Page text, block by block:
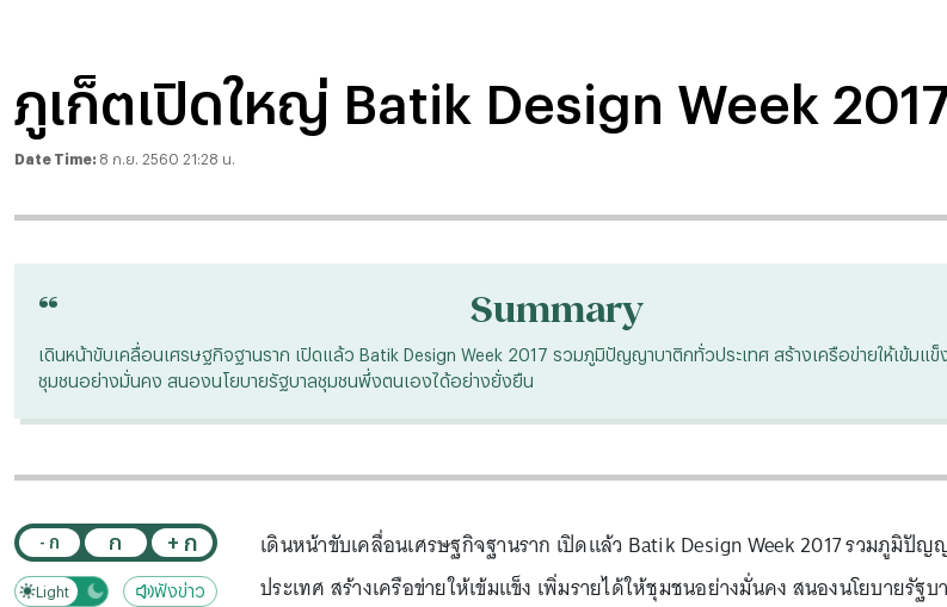
ภูเก็ตเปิดใหญ่ Batik Design Week
Date Time: 8 ก.ย. 2560 21:28 น.
“ Summary
เดินหน้าขับเคลื่อนเศรษฐกิจฐานราก เปิดแล้ว Batik Design Week 2017 รวมภูมิปัญญาบาติกทั่วประเทศ สร้างเครือข่ายให้เข้มแข็
ชุมชนอย่างมั่นคง สนองนโยบายรัฐบาลชุมชนพึ่งตนเองได้อย่างยั่งยืน
- ก ก + ก
Dark
Light ฟังข่าว
เดินหน้าขับเคลื่อนเศรษฐกิจฐานราก เปิดแล้ว Batik Design Week 2017 รวมภูมิปั
ประเทศ สร้างเครือข่ายให้เข้มแข็ง เพิ่มรายได้ให้ชุมชนอย่างมั่นคง สนองนโยบายรัฐ